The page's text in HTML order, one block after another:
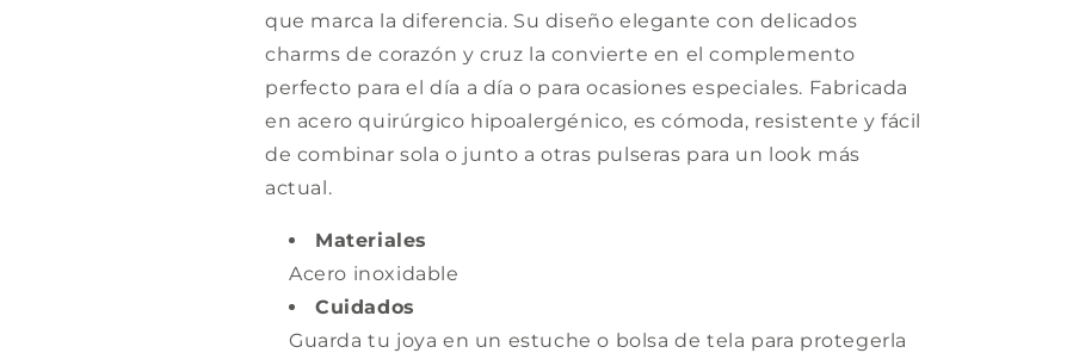
que marca la diferencia. Su diseño elegante con delicados
charms de corazón y cruz la convierte en el complemento
perfecto para el día a día o para ocasiones especiales. Fabricada
en acero quirúrgico hipoalergénico, es cómoda, resistente y fácil
de combinar sola o junto a otras pulseras para un look más
actual.
Materiales
Acero inoxidable
Cuidados
Guarda tu joya en un estuche o bolsa de tela para protegerla